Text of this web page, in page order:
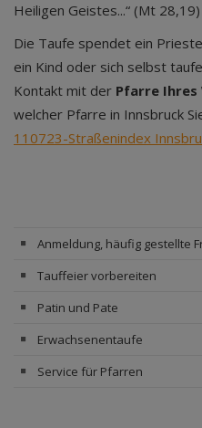
Heiligen Geistes...“ (Mt 28,19)
Die Taufe spendet ein
ein Kind oder sich selbst
Kontakt mit der Pfarre
welcher Pfarre in Innsbruck
110723-Straßenindex
Anmeldung, häufig gestellte
Tauffeier vorbereiten
Patin und Pate
Erwachsenentaufe
Service für Pfarren